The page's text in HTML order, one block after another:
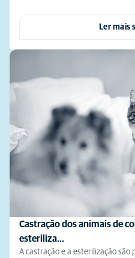
Ler mais
Castração dos animais de
esteriliza…
A castração e a esterilização